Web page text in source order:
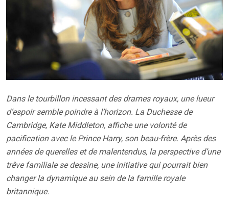
Dans le tourbillon incessant des drames royaux, une lueur
d’espoir semble poindre à l’horizon. La Duchesse de
Cambridge, Kate Middleton, affiche une volonté de
pacification avec le Prince Harry, son beau-frère. Après des
années de querelles et de malentendus, la perspective d’une
trêve familiale se dessine, une initiative qui pourrait bien
changer la dynamique au sein de la famille royale
britannique.